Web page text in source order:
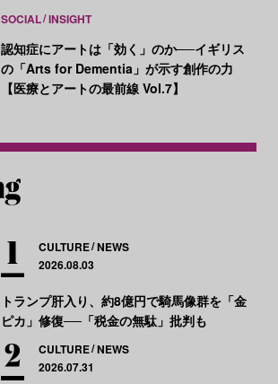
SOCIAL INSIGHT
認知症にアートは「効く」のか──イギリス
の「Arts for Dementia」が示す創作の力
【医療とアートの最前線 Vol.7】
CULTURE NEWS
2026.08.03
トランプ肝入り、約8億円で騎馬像群を「金
ピカ」修復──「税金の無駄」批判も
CULTURE NEWS
2026.07.31